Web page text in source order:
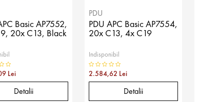
Basic AP7552,
20x C13, Black
Lei
Detalii
PDU
PDU APC Basic AP7554,
20x C13, 4x C19
Indisponibil
2.584,62 Lei
Detalii